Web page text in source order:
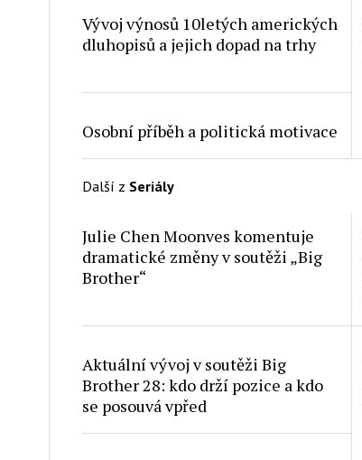
Vývoj výnosů 10letých amerických
dluhopisů a jejich dopad na trhy
Osobní příběh a politická motivace
Další z Seriály
Julie Chen Moonves komentuje
dramatické změny v soutěži „Big
Brother“
Aktuální vývoj v soutěži Big
Brother 28: kdo drží pozice a kdo
se posouvá vpřed